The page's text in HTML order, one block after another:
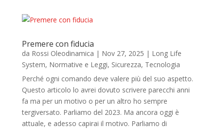
Premere con fiducia
da Rossi Oleodinamica | Nov 27, 2025 | Long Life
System, Normative e Leggi, Sicurezza, Tecnologia
Perché ogni comando deve valere più del suo aspetto.
Questo articolo lo avrei dovuto scrivere parecchi anni
fa ma per un motivo o per un altro ho sempre
tergiversato. Parliamo del 2023. Ma ancora oggi è
attuale, e adesso capirai il motivo. Parliamo di